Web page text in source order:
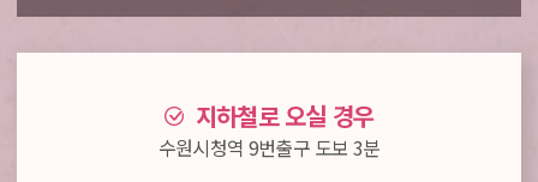
지하철로 오실 경우
수원시청역 9번출구 도보 3분